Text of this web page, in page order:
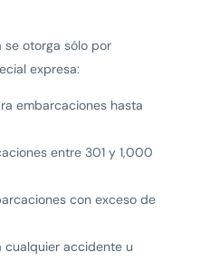
se otorga sólo por
expresa:
embarcaciones hasta
entre 301 y 1,000
con exceso de
cualquier accidente u